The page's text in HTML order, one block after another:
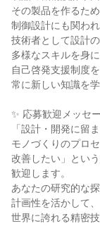
その製品を作るた
制御設計にも関われ
技術者として設計の
多様なスキルを身
自己啓発支援制度を
常に新しい知識を
✨ 応募歓迎メッセ
「設計・開発に留ま
モノづくりのプロ
改善したい」とい
歓迎します。
あなたの研究的な
計画性を活かして、
世界に誇れる精密